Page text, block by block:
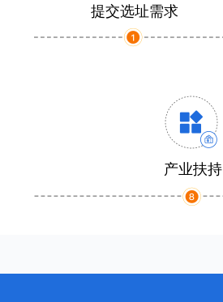
提交选址需求
产业扶持